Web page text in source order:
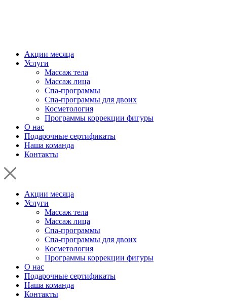
Акции месяца
Услуги
Массаж тела
Массаж лица
Спа-программы
Спа-программы для двоих
Косметология
Программы коррекции фигуры
О нас
Подарочные сертификаты
Наша команда
Контакты
Акции месяца
Услуги
Массаж тела
Массаж лица
Спа-программы
Спа-программы для двоих
Косметология
Программы коррекции фигуры
О нас
Подарочные сертификаты
Наша команда
Контакты